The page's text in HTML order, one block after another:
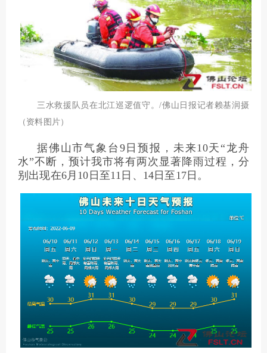
三水救援队员在北江巡逻值守。/佛山日报记者赖基润摄
（资料图片）
据佛山市气象台9日预报，未来10天“龙舟
水”不断，预计我市将有两次显著降雨过程，分
别出现在6月10日至11日、14日至17日。